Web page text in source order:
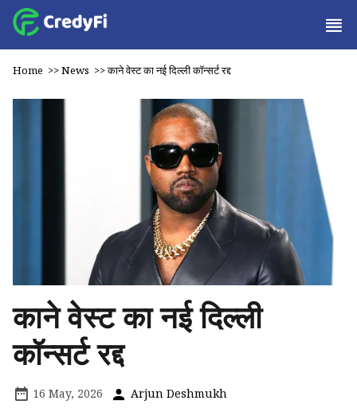
Home >>News >>काने वेस्ट का नई दिल्ली कॉन्सर्ट रद्द
काने वेस्ट का नई दिल्ली
कॉन्सर्ट रद्द
16 May, 2026 Arjun Deshmukh